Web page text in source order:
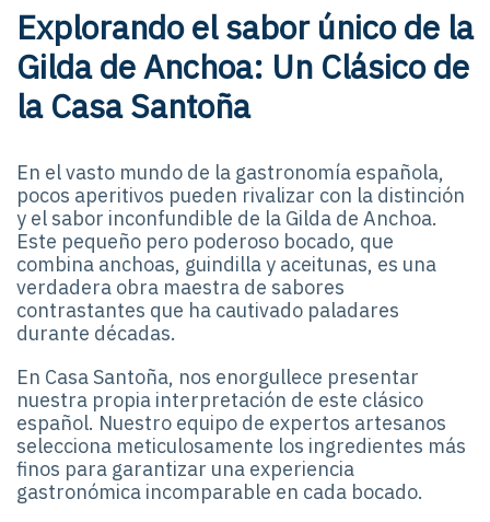
Explorando el sabor único de la
Gilda de Anchoa: Un Clásico de
la Casa Santoña
En el vasto mundo de la gastronomía española,
pocos aperitivos pueden rivalizar con la distinción
y el sabor inconfundible de la Gilda de Anchoa.
Este pequeño pero poderoso bocado, que
combina anchoas, guindilla y aceitunas, es una
verdadera obra maestra de sabores
contrastantes que ha cautivado paladares
durante décadas.
En Casa Santoña, nos enorgullece presentar
nuestra propia interpretación de este clásico
español. Nuestro equipo de expertos artesanos
selecciona meticulosamente los ingredientes más
finos para garantizar una experiencia
gastronómica incomparable en cada bocado.